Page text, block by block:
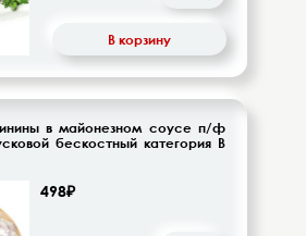
В корзину
в майонезном соусе п/ф
бескостный категория В
498₽